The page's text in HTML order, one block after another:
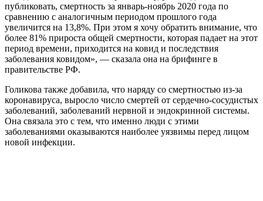
публиковать, смертность за январь-ноябрь 2020 года по
сравнению с аналогичным периодом прошлого года
увеличится на 13,8%. При этом я хочу обратить внимание, что
более 81% прироста общей смертности, которая падает на этот
период времени, приходится на ковид и последствия
заболевания ковидом», — сказала она на брифинге в
правительстве РФ.
Голикова также добавила, что наряду со смертностью из-за
коронавируса, выросло число смертей от сердечно-сосудистых
заболеваний, заболеваний нервной и эндокринной системы.
Она связала это с тем, что именно люди с этими
заболеваниями оказываются наиболее уязвимы перед лицом
новой инфекции.